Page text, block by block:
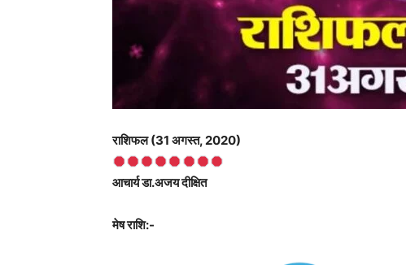
राशिफल (31 अगस्त, 2020)
आचार्य डा.अजय दीक्षित
मेष राशि:-